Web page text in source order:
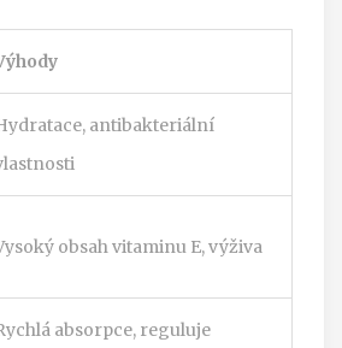
antibakteriální
obsah vitaminu E, výživa
absorpce, reguluje